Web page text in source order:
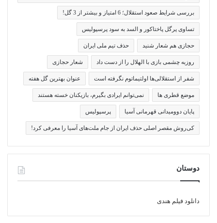
بررسی شرایط صعود استقلال؛ 6 امتیاز و بیشتر از 3 گل!
تساوی پرگل پاختاکور و السد به سود پرسپولیس
حجازی هم شعار شنید حذف تیم ملی ایران
روزبه چشمی بازی با الهلال را از دست داد شعار حجازی
شفر از استقلالی‌ها اولتیماتوم نگرفته است عنوان بهترین گل هفته
موضع قطری ها نمی‌توانم ایرادی بگیرم، بازیکنان خسته هستند
پایان دوومیدانی قهرمانی آسیا پرسپولیس
کی‌روش مقصر اصلی حذف ایران از جام ملت‌های آسیا را معرفی کرد!
دوستان
دانلود فیلم هندی